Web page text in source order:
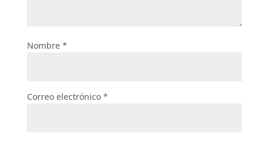
Nombre *
Correo electrónico *